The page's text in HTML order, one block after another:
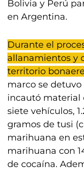
Bolivia y Perú
en Argentina.
Durante el
allanamientos y
territorio
marco se detuvo
incautó material
siete vehículos,
gramos de tusi
marihuana en
marihuana con
de cocaína.